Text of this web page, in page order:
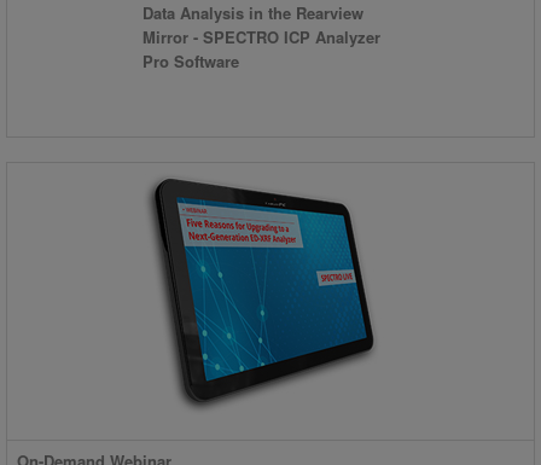
Data Analysis in the Rearview
Mirror - SPECTRO ICP Analyzer
Pro Software